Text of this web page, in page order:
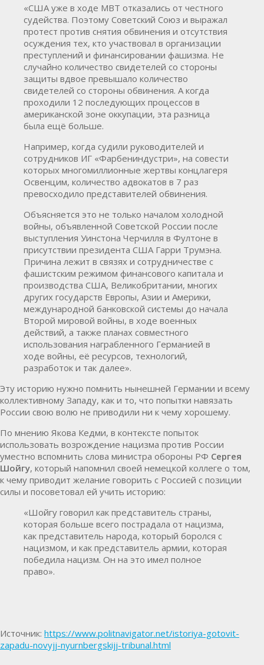
«США уже в ходе МВТ отказались от честного
судейства. Поэтому Советский Союз и выражал
протест против снятия обвинения и отсутствия
осуждения тех, кто участвовал в организации
преступлений и финансировании фашизма. Не
случайно количество свидетелей со стороны
защиты вдвое превышало количество
свидетелей со стороны обвинения. А когда
проходили 12 последующих процессов в
американской зоне оккупации, эта разница
была ещё больше.
Например, когда судили руководителей и
сотрудников ИГ «Фарбениндустри», на совести
которых многомиллионные жертвы концлагеря
Освенцим, количество адвокатов в 7 раз
превосходило представителей обвинения.
Объясняется это не только началом холодной
войны, объявленной Советской России после
выступления Уинстона Черчилля в Фултоне в
присутствии президента США Гарри Трумэна.
Причина лежит в связях и сотрудничестве с
фашистским режимом финансового капитала и
производства США, Великобритании, многих
других государств Европы, Азии и Америки,
международной банковской системы до начала
Второй мировой войны, в ходе военных
действий, а также планах совместного
использования награбленного Германией в
ходе войны, её ресурсов, технологий,
разработок и так далее».
Эту историю нужно помнить нынешней Германии и всему
коллективному Западу, как и то, что попытки навязать
России свою волю не приводили ни к чему хорошему.
По мнению Якова Кедми, в контексте попыток
использовать возрождение нацизма против России
уместно вспомнить слова министра обороны РФ Сергея
Шойгу, который напомнил своей немецкой коллеге о том,
к чему приводит желание говорить с Россией с позиции
силы и посоветовал ей учить историю:
«Шойгу говорил как представитель страны,
которая больше всего пострадала от нацизма,
как представитель народа, который боролся с
нацизмом, и как представитель армии, которая
победила нацизм. Он на это имел полное
право».
Источник: https://www.politnavigator.net/istoriya-gotovit-
zapadu-novyjj-nyurnbergskijj-tribunal.html